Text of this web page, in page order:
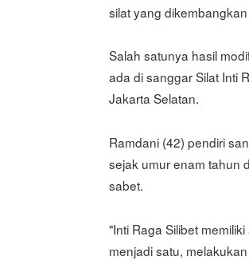
silat yang
Salah satunya hasil
ada di sanggar Silat Inti
Jakarta Selatan.
Ramdani (42) pendiri
sejak umur enam tahun
sabet.
"Inti Raga Silibet
menjadi satu,